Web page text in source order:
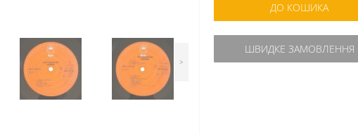
>
ДО КОШИКА
ШВИДКЕ ЗАМОВЛЕННЯ